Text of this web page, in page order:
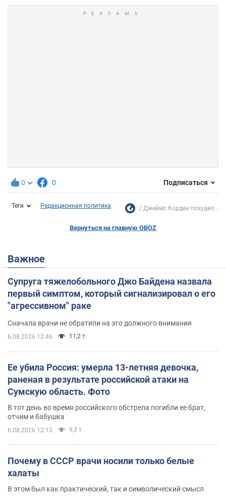
0 0 Подписаться
Теги Редакционная политика Джеймс Корден похудел...
Вернуться на главную OBOZ
Важное
Супруга тяжелобольного Джо Байдена назвала
первый симптом, который сигнализировал о его
"агрессивном" раке
Сначала врачи не обратили на это должного внимания
6.08.2026 12:46 11,2 т.
Ее убила Россия: умерла 13-летняя девочка,
раненая в результате российской атаки на
Сумскую область. Фото
В тот день во время российского обстрела погибли ее брат,
отчим и бабушка
6.08.2026 12:13 9,3 т.
Почему в СССР врачи носили только белые
халаты
В этом был как практический, так и символический смысл